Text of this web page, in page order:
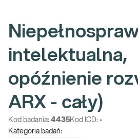
intelektualna,
opóźnienie
ARX - cały)
Kod badania: 4435Kod ICD: -
Kategoria badań: